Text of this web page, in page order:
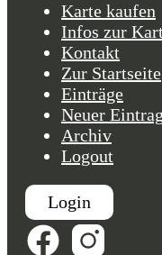
Karte kaufen
Infos zur
Kontakt
Zur Startseite
Einträge
Neuer Eintrag
Archiv
Logout
Login